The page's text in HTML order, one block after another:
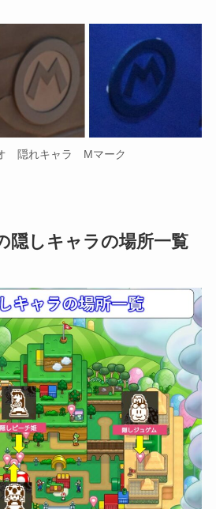
隠れキャラ Mマーク
隠しキャラの場所一覧